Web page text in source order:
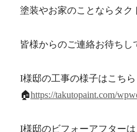
塗装やお家のことならタク
皆様からのご連絡お待ちし
I様邸の工事の様子はこちら
🏠https://takutopaint.com/
I様邸のビフォーアフターは